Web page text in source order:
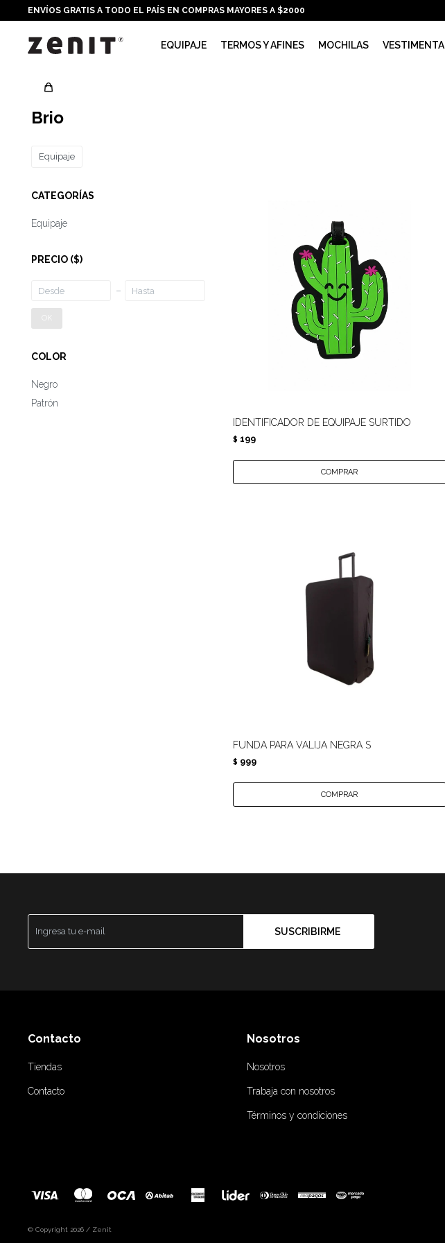
EQUIPAJE TERMOS Y AFINES MOCHILAS VESTIMENTA
ENVÍOS GRATIS A TODO EL PAÍS EN COMPRAS MAYORES A $2000
Brio
Equipaje
IDENTIFICADOR DE EQUIPAJE SURTIDO
$ 199
FUNDA PARA VALIJA NEGRA S
$ 999
CATEGORÍAS
Equipaje
PRECIO ($)
COLOR
Negro
Patrón
SUSCRIBIRME
Contacto
Tiendas
Contacto
Nosotros
Nosotros
Trabaja con nosotros
Términos y condiciones
© Copyright 2026 / Zenit